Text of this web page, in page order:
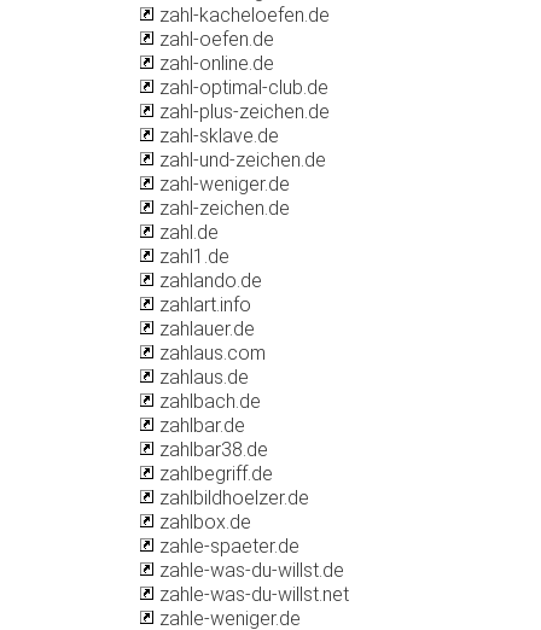
zahl-kacheloefen.de
zahl-oefen.de
zahl-online.de
zahl-optimal-club.de
zahl-plus-zeichen.de
zahl-sklave.de
zahl-und-zeichen.de
zahl-weniger.de
zahl-zeichen.de
zahl.de
zahl1.de
zahlando.de
zahlart.info
zahlauer.de
zahlaus.com
zahlaus.de
zahlbach.de
zahlbar.de
zahlbar38.de
zahlbegriff.de
zahlbildhoelzer.de
zahlbox.de
zahle-spaeter.de
zahle-was-du-willst.de
zahle-was-du-willst.net
zahle-weniger.de